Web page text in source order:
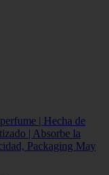
| Hecha de
| Absorbe la
Packaging May